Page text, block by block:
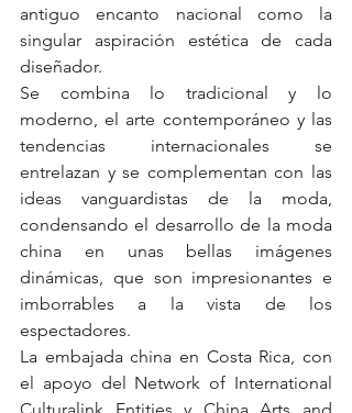
antiguo encanto nacional como la
singular aspiración estética de cada
diseñador.
Se combina lo tradicional y lo
moderno, el arte contemporáneo y las
tendencias internacionales se
entrelazan y se complementan con las
ideas vanguardistas de la moda,
condensando el desarrollo de la moda
china en unas bellas imágenes
dinámicas, que son impresionantes e
imborrables a la vista de los
espectadores.
La embajada china en Costa Rica, con
el apoyo del Network of International